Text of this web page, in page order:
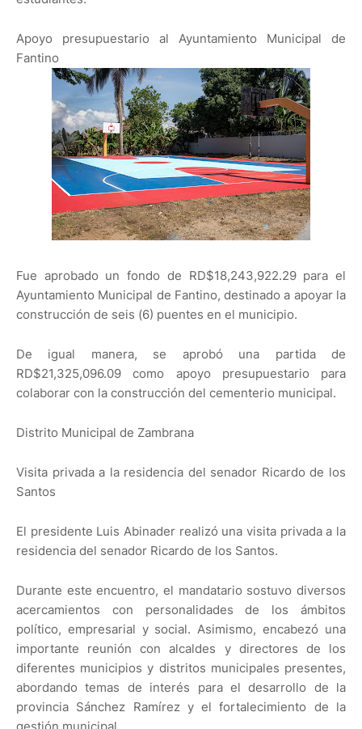
Apoyo presupuestario al Ayuntamiento Municipal de
Fantino
Fue aprobado un fondo de RD$18,243,922.29 para el
Ayuntamiento Municipal de Fantino, destinado a apoyar la
construcción de seis (6) puentes en el municipio.
De igual manera, se aprobó una partida de
RD$21,325,096.09 como apoyo presupuestario para
colaborar con la construcción del cementerio municipal.
Distrito Municipal de Zambrana
Visita privada a la residencia del senador Ricardo de los
Santos
El presidente Luis Abinader realizó una visita privada a la
residencia del senador Ricardo de los Santos.
Durante este encuentro, el mandatario sostuvo diversos
acercamientos con personalidades de los ámbitos
político, empresarial y social. Asimismo, encabezó una
importante reunión con alcaldes y directores de los
diferentes municipios y distritos municipales presentes,
abordando temas de interés para el desarrollo de la
provincia Sánchez Ramírez y el fortalecimiento de la